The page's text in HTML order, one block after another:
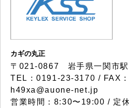
カギの丸正
〒021-0867 岩手県一関市
TEL：0191-23-3170 / FAX
h49xa@auone-net.jp
営業時間：8:30〜19:00 / 定